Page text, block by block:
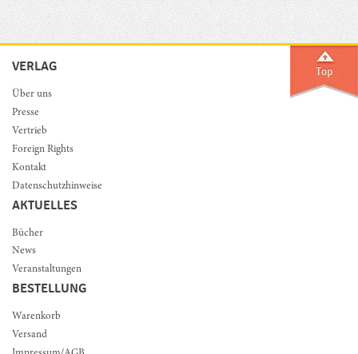
VERLAG
Über uns
Presse
Vertrieb
Foreign Rights
Kontakt
Datenschutzhinweise
AKTUELLES
Bücher
News
Veranstaltungen
BESTELLUNG
Warenkorb
Versand